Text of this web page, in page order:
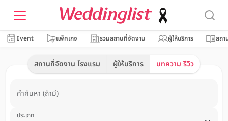
Event แพ็คเกจ รวมสถานที่จัดงาน ผู้ให้บริการ สถา
สถานที่จัดงาน โรงแรม ผู้ให้บริการ บทความ รีวิว
คำค้นหา (ถ้ามี)
ประเภท